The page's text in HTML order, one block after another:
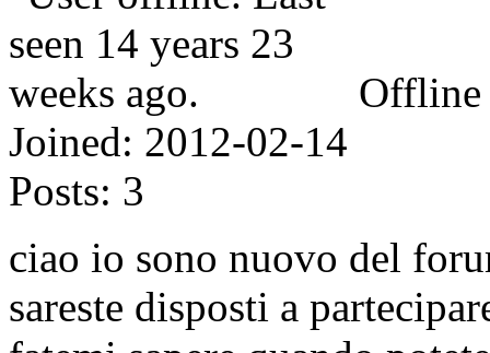
Offline
Joined: 2012-02-14
Posts: 3
ciao io sono nuovo del
sareste disposti a